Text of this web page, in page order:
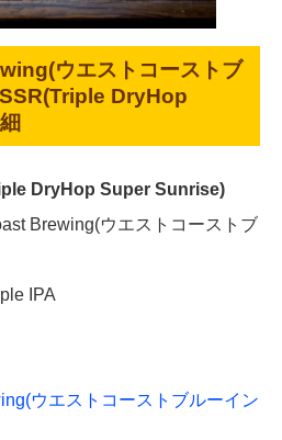
ウエストコーストブ
DryHop
DryHop Super Sunrise)
Brewing(ウエストコーストブ
IPA
ウエストコーストブルーイン